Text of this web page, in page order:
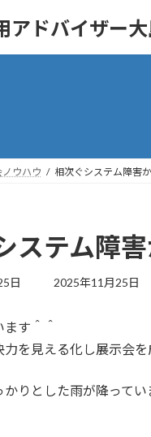
アドバイザー
ノウハウ 相次ぐシステム障害
ステム障
日
最
日
2025年11月25日
す＾＾
力を見える化し展示会
りとした雨が降って